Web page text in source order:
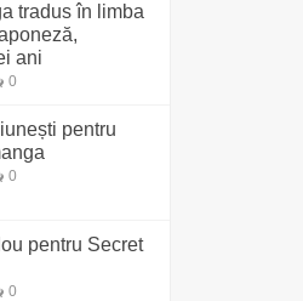
tradus în limba
ani
0
pentru
0
pentru Secret
0